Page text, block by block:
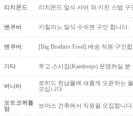
리치몬드 리치몬드.일식 서버 와 키친 스탭 구
밴쿠버 키칠라노 일식 수쉬맨 구인 합니다.
밴쿠버 [Big Brothers Food] 배송 직원 구인
기타 투고 스시집(Kamloops) 운영하실
버나비
로히드 한남몰에 새롭게 오픈하는
모십니다
포트코퀴틀
람
보아스 건축에서 직원을 모집합니다.